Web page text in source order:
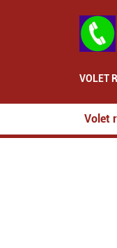
VOLET
Volet